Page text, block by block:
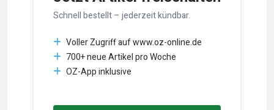
Schnell bestellt – jederzeit kündbar.
Voller Zugriff auf www.oz-online.de
700+ neue Artikel pro Woche
OZ-App inklusive